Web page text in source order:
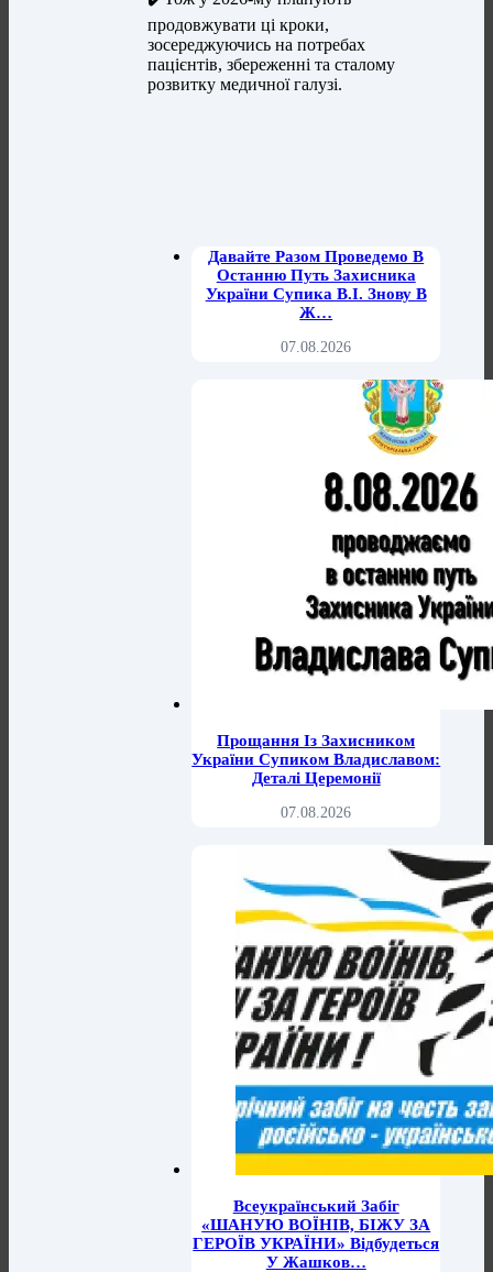
продовжувати ці кроки,
зосереджуючись на потребах
пацієнтів, збереженні та сталому
розвитку медичної галузі.
Давайте Разом Проведемо В
Останню Путь Захисника
України Супика В.І. Знову В
Ж…
07.08.2026
Прощання Із Захисником
України Супиком Владиславом:
Деталі Церемонії
07.08.2026
Всеукраїнський Забіг
«ШАНУЮ ВОЇНІВ, БІЖУ ЗА
ГЕРОЇВ УКРАЇНИ» Відбудеться
У Жашков…